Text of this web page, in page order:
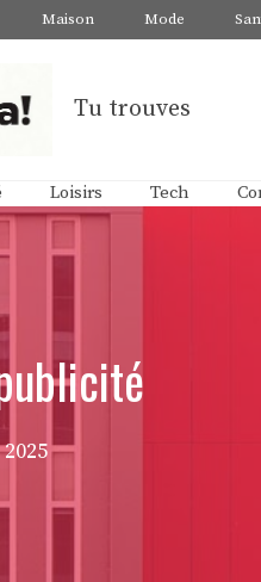
Maison Mode
Tu trouves
Loisirs Tech